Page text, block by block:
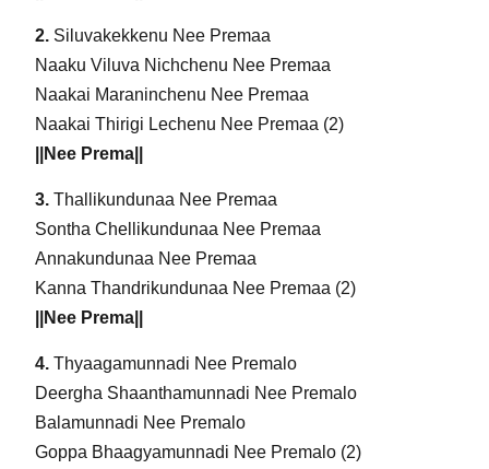
2. Siluvakekkenu Nee Premaa
Naaku Viluva Nichchenu Nee Premaa
Naakai Maraninchenu Nee Premaa
Naakai Thirigi Lechenu Nee Premaa (2)
||Nee Prema||
3.Thallikundunaa Nee Premaa
Sontha Chellikundunaa Nee Premaa
Annakundunaa Nee Premaa
Kanna Thandrikundunaa Nee Premaa (2)
||Nee Prema||
4.Thyaagamunnadi Nee Premalo
Deergha Shaanthamunnadi Nee Premalo
Balamunnadi Nee Premalo
Goppa Bhaagyamunnadi Nee Premalo (2)